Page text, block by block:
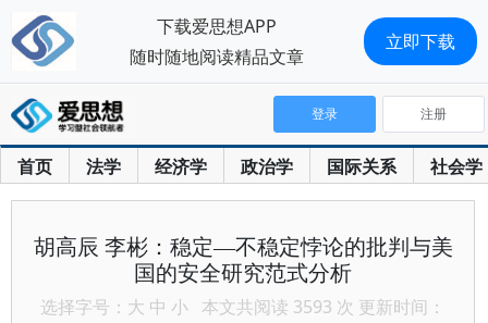
首页 法学 经济学 政治学 国际关系 社会学
登录 注册
胡高辰 李彬：稳定—不稳定悖论的批判与美
国的安全研究范式分析
选择字号： 大 中 小 本文共阅读 3593 次 更新时间：
下载爱思想APP
随时随地阅读精品文章
立即下载